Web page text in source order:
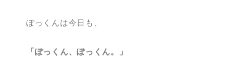
ぽっくんは今日も、
「ぽっくん、ぽっくん。」